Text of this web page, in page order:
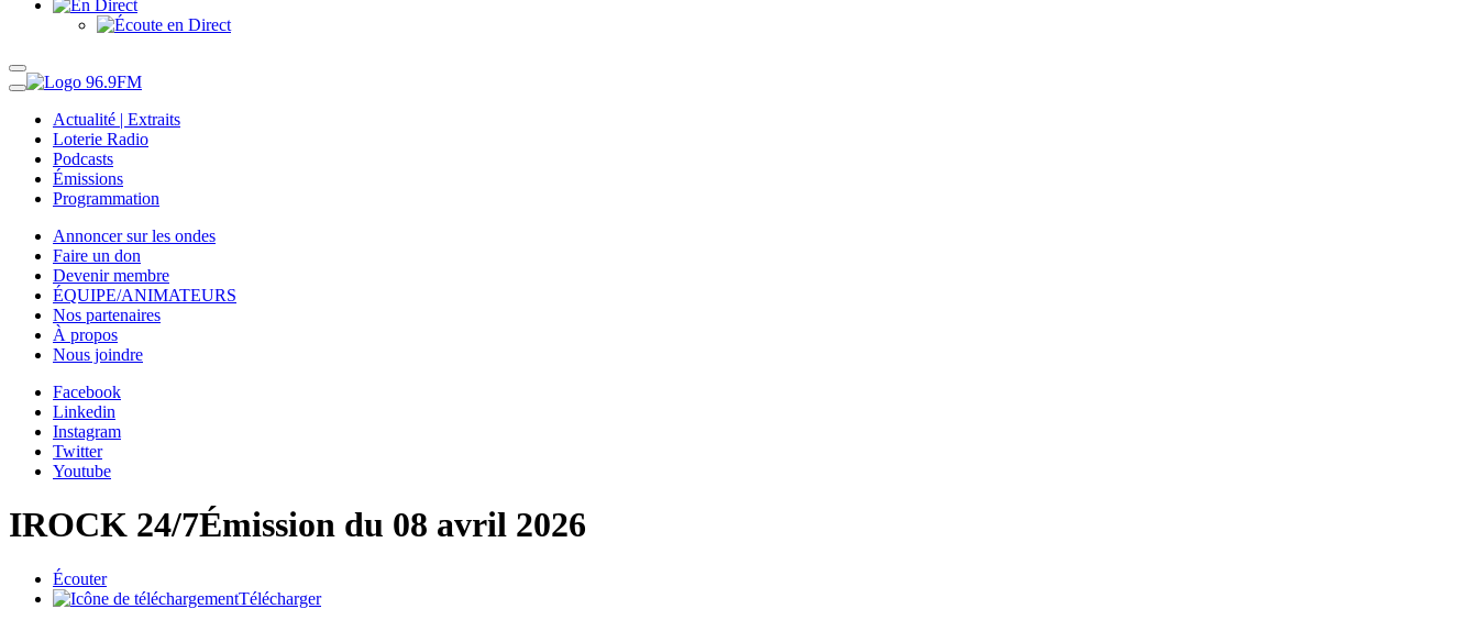
Actualité | Extraits
Loterie Radio
Podcasts
Émissions
Programmation
Annoncer sur les ondes
Faire un don
Devenir membre
ÉQUIPE/ANIMATEURS
Nos partenaires
À propos
Nous joindre
Facebook
Linkedin
Instagram
Twitter
Youtube
IROCK 24/7Émission du 08 avril 2026
Écouter
Télécharger